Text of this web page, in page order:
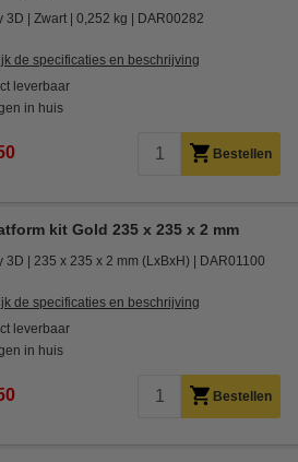
3D Zwart 0,252 kg DAR00282
de specificaties en beschrijving
leverbaar
in huis
Bestellen
kit Gold 235 x 235 x 2 mm
3D 235 x 235 x 2 mm (LxBxH) DAR01100
de specificaties en beschrijving
leverbaar
in huis
Bestellen